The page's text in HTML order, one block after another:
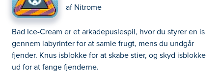
af Nitrome
Bad Ice-Cream er et arkadepuslespil, hvor du styrer en is
gennem labyrinter for at samle frugt, mens du undgår
fjender. Knus isblokke for at skabe stier, og skyd isblokke
ud for at fange fjenderne.